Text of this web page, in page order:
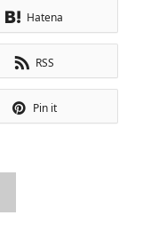
Hatena
RSS
Pin it